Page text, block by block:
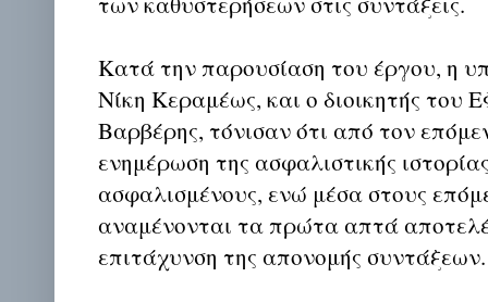
Κατά την παρουσίαση του έργου, η
Νίκη Κεραμέως, και ο διοικητής του
Βαρβέρης, τόνισαν ότι από τον
ενημέρωση της ασφαλιστικής
ασφαλισμένους, ενώ μέσα στους
αναμένονται τα πρώτα απτά
επιτάχυνση της απονομής συντάξεων.